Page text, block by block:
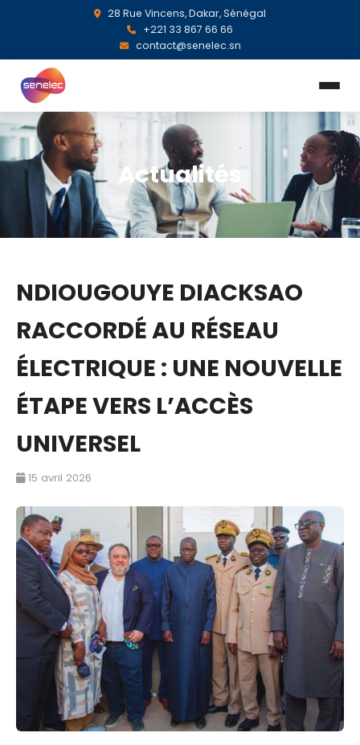
28 Rue Vincens, Dakar, Sénégal
+221 33 867 66 66
contact@senelec.sn
Actualités
NDIOUGOUYE DIACKSAO
RACCORDÉ AU RÉSEAU
ÉLECTRIQUE : UNE NOUVELLE
ÉTAPE VERS L’ACCÈS
UNIVERSEL
15 avril 2026